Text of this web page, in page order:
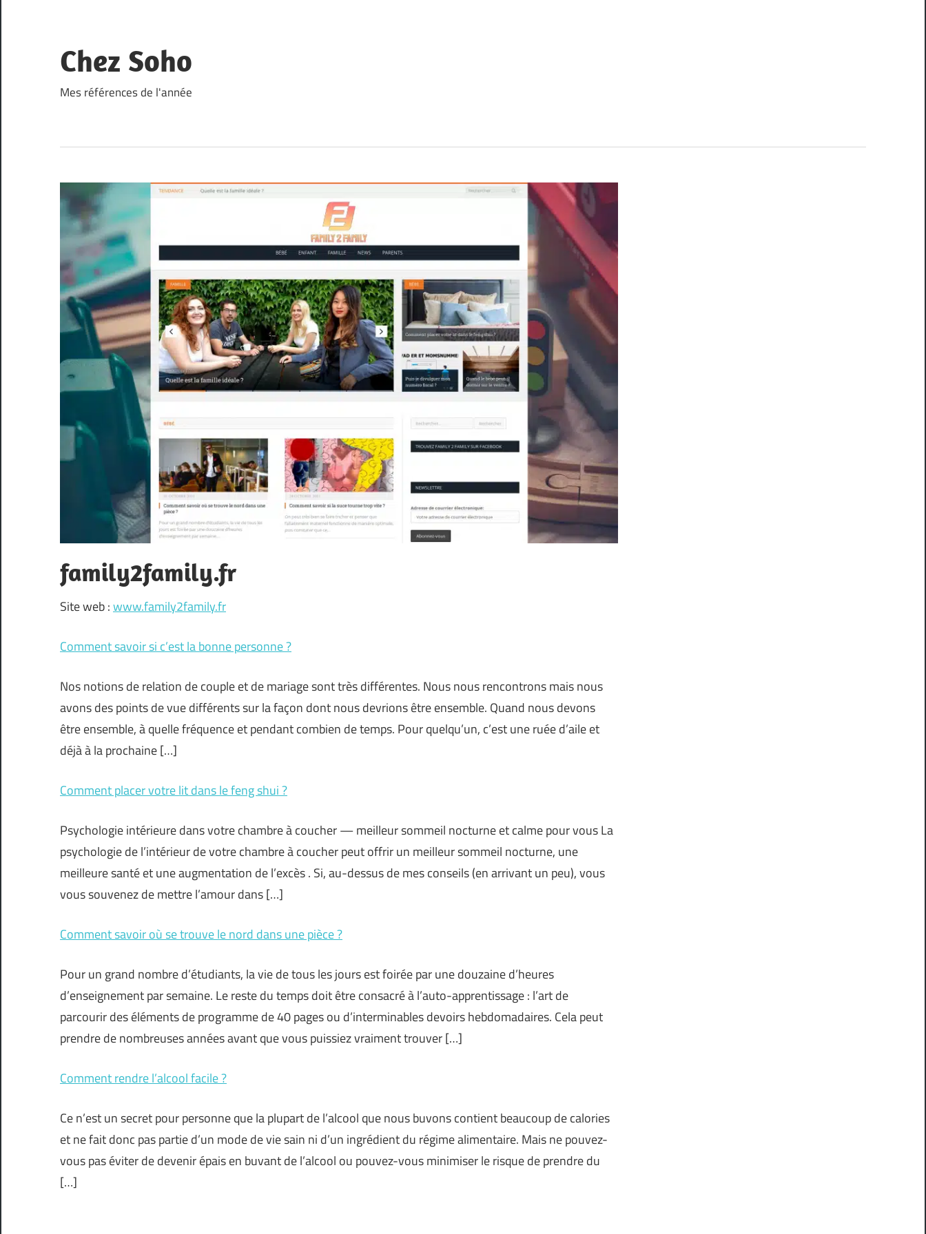
content
Chez Soho
Mes références de l'année
family2family.fr
Site web :www.family2family.fr
Comment savoir si c’est la bonne personne ?
Nos notions de relation de couple et de mariage sont très différentes. Nous nous rencontrons mais nous
avons des points de vue différents sur la façon dont nous devrions être ensemble. Quand nous devons
être ensemble, à quelle fréquence et pendant combien de temps. Pour quelqu’un, c’est une ruée d’aile et
déjà à la prochaine […]
Comment placer votre lit dans le feng shui ?
Psychologie intérieure dans votre chambre à coucher — meilleur sommeil nocturne et calme pour vous La
psychologie de l’intérieur de votre chambre à coucher peut offrir un meilleur sommeil nocturne, une
meilleure santé et une augmentation de l’excès . Si, au-dessus de mes conseils (en arrivant un peu), vous
vous souvenez de mettre l’amour dans […]
Comment savoir où se trouve le nord dans une pièce ?
Pour un grand nombre d’étudiants, la vie de tous les jours est foirée par une douzaine d’heures
d’enseignement par semaine. Le reste du temps doit être consacré à l’auto-apprentissage : l’art de
parcourir des éléments de programme de 40 pages ou d’interminables devoirs hebdomadaires. Cela peut
prendre de nombreuses années avant que vous puissiez vraiment trouver […]
Comment rendre l’alcool facile ?
Ce n’est un secret pour personne que la plupart de l’alcool que nous buvons contient beaucoup de calories
et ne fait donc pas partie d’un mode de vie sain ni d’un ingrédient du régime alimentaire. Mais ne pouvez-
vous pas éviter de devenir épais en buvant de l’alcool ou pouvez-vous minimiser le risque de prendre du
[…]